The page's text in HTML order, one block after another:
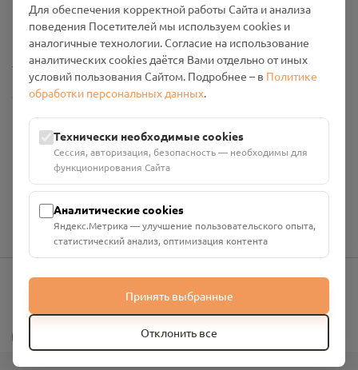
Политика конфиденциальности
Промо-материалы
Настройки cookies
Общество с ограниченной ответственностью «Смоленский
ИНН: 6700029207 ОГРН: 1256700001986
Юридический адрес: 216790, Смоленская область, р-н
Руднянский, г. Рудня, улица Западная, д. 26А, пом. 18
Номер счёта: 40702810901130004287 в АО "АЛЬФА-БАНК"
Кор. счёт: 30101810200000000593
info@pomnim.online
Для обеспечения корректной работы Сайта и анализа
поведения Посетителей мы используем cookies и
аналогичные технологии. Согласие на использование
аналитических cookies даётся Вами отдельно от иных
условий пользования Сайтом. Подробнее – в Политике
обработки персональных данных.
Технически необходимые cookies
Сессия, авторизация, безопасность — необходимы для
функционирования Сайта
Аналитические cookies
Яндекс.Метрика — улучшение пользовательского опыта,
статистический анализ, оптимизация контента
Принять выбранные
Отклонить все